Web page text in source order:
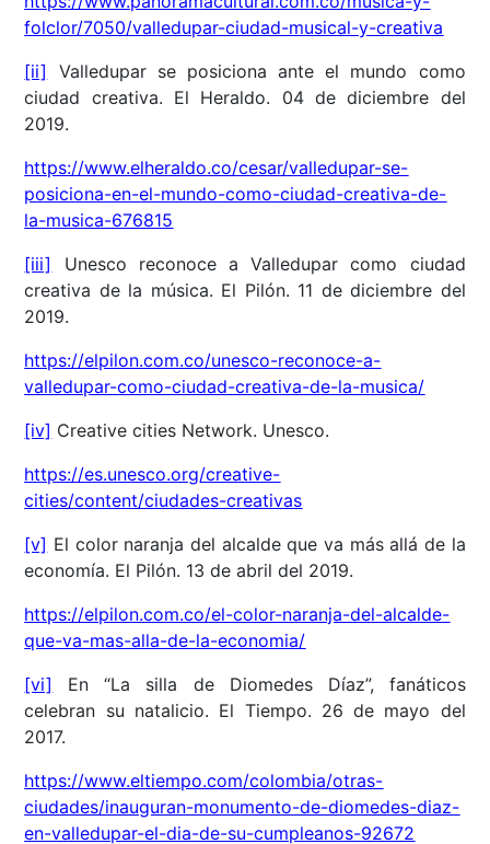
folclor/7050/valledupar-ciudad-musical-y-creativa
[ii]
Valledupar se posiciona ante el mundo como
ciudad creativa. El Heraldo. 04 de diciembre del
2019.
https://www.elheraldo.co/cesar/valledupar-se-
posiciona-en-el-mundo-como-ciudad-creativa-de-
la-musica-676815
[iii]
Unesco reconoce a Valledupar como ciudad
creativa de la música. El Pilón. 11 de diciembre del
2019.
https://elpilon.com.co/unesco-reconoce-a-
valledupar-como-ciudad-creativa-de-la-musica/
[iv] Creative cities Network. Unesco.
https://es.unesco.org/creative-
cities/content/ciudades-creativas
[v] El color naranja del alcalde que va más allá de la
economía. El Pilón. 13 de abril del 2019.
https://elpilon.com.co/el-color-naranja-del-alcalde-
que-va-mas-alla-de-la-economia/
[vi]
En “La silla de Diomedes Díaz”, fanáticos
celebran su natalicio. El Tiempo. 26 de mayo del
2017.
https://www.eltiempo.com/colombia/otras-
ciudades/inauguran-monumento-de-diomedes-diaz-
en-valledupar-el-dia-de-su-cumpleanos-92672